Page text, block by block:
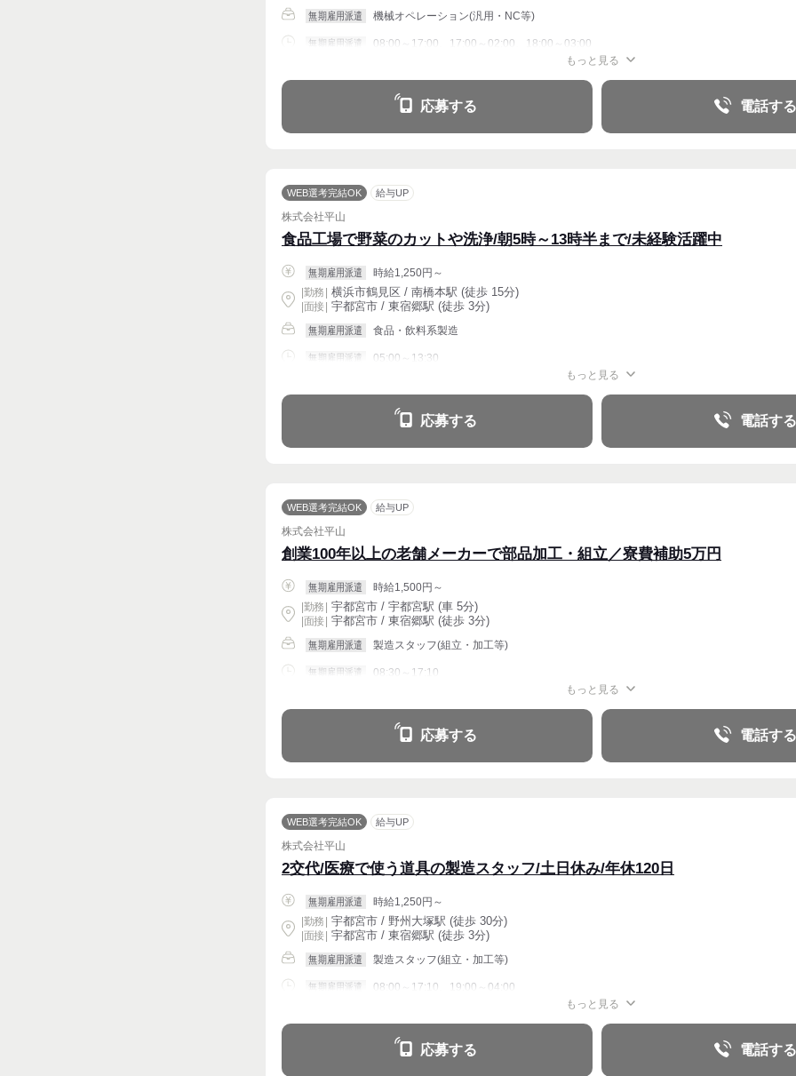
無期雇用派遣 機械オペレーション(汎用・NC等)
無期雇用派遣 08:00～17:00、17:00～02:00、18:00～03:00
もっと見る
応募する 電話する
WEB選考完結OK 給与UP
株式会社平山
食品工場で野菜のカットや洗浄/朝5時～13時半まで/未経験活躍中
無期雇用派遣
時給1,250円～
|勤務 横浜市鶴見区 / 南橋本駅 (徒歩 15分)
| 面接 | 宇都宮市 / 東宿郷駅 (徒歩 3分)
無期雇用派遣 食品・飲料系製造
無期雇用派遣 05:00～13:30
もっと見る
応募する 電話する
WEB選考完結OK 給与UP
株式会社平山
創業100年以上の老舗メーカーで部品加工・組立／寮費補助5万円
無期雇用派遣
時給1,500円～
|勤務 宇都宮市 / 宇都宮駅 (車 5分)
| 面接 | 宇都宮市 / 東宿郷駅 (徒歩 3分)
無期雇用派遣 製造スタッフ(組立・加工等)
無期雇用派遣 08:30～17:10
もっと見る
応募する 電話する
WEB選考完結OK 給与UP
株式会社平山
2交代/医療で使う道具の製造スタッフ/土日休み/年休120日
無期雇用派遣
時給1,250円～
|勤務 宇都宮市 / 野州大塚駅 (徒歩 30分)
| 面接 | 宇都宮市 / 東宿郷駅 (徒歩 3分)
無期雇用派遣 製造スタッフ(組立・加工等)
無期雇用派遣 08:00～17:10、19:00～04:00
もっと見る
応募する 電話する